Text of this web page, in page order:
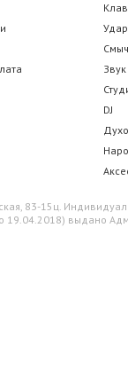
Звук
DJ
83-15ц.
выдано